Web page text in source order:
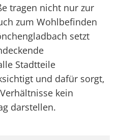
tragen nicht nur zur
zum Wohlbefinden
setzt
Stadtteile
und dafür sorgt,
kein
darstellen.